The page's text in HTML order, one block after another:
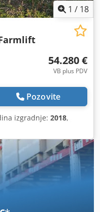
1 / 18
54.280 €
VB plus PDV
Pozovite
izgradnje: 2018,